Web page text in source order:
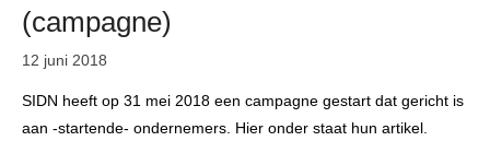
(campagne)
12 juni 2018
SIDN heeft op 31 mei 2018 een campagne gestart dat gericht is
aan -startende- ondernemers. Hier onder staat hun artikel.